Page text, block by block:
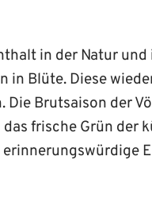
in der Natur
in Blüte. Diese
Brutsaison der
frische Grün der